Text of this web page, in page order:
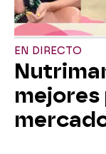
EN DIRECTO
mejores